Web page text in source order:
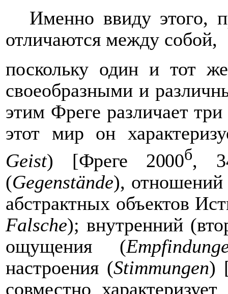
Именно ввиду этого,
отличаются между собой,
поскольку один и тот
своеобразными и
этим Фреге различает
этот мир он
Geist) [Фреге 2000б,
(Gegenstände), отношений
абстрактных объектов
Falsche); внутренний
ощущения (
настроения (Stimmungen)
совместно